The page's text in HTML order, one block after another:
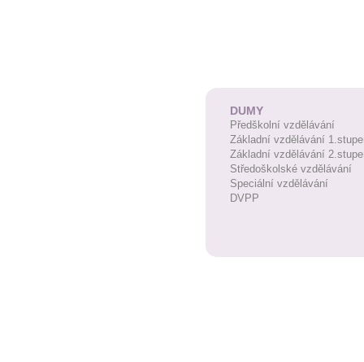
DUMY
Předškolní vzdělávání
Základní vzdělávání
Základní vzdělávání
Středoškolské vzdělávání
Speciální vzdělávání
DVPP